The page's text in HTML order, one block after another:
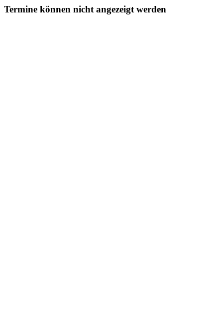
Termine können nicht angezeigt werden